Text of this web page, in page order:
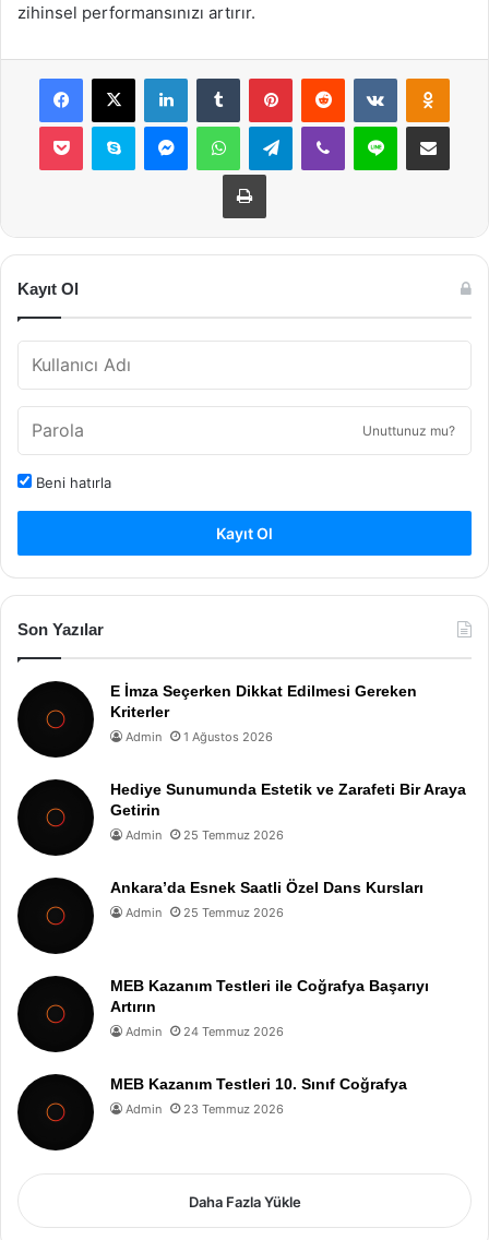
zihinsel performansınızı artırır.
Facebook
X LinkedInTumblr PinterestReddit VKontakte
Pocket Skype MessengerWhatsAppTelegramViber Line E-Posta ile
Yazdır
Kayıt Ol
Unuttunuz mu?
Beni hatırla
Kayıt Ol
Son Yazılar
E İmza Seçerken Dikkat Edilmesi Gereken
Kriterler
Admin 1 Ağustos 2026
Hediye Sunumunda Estetik ve Zarafeti Bir Araya
Getirin
Admin 25 Temmuz 2026
Ankara’da Esnek Saatli Özel Dans Kursları
Admin 25 Temmuz 2026
MEB Kazanım Testleri ile Coğrafya Başarıyı
Artırın
Admin 24 Temmuz 2026
MEB Kazanım Testleri 10. Sınıf Coğrafya
Admin 23 Temmuz 2026
Daha Fazla Yükle